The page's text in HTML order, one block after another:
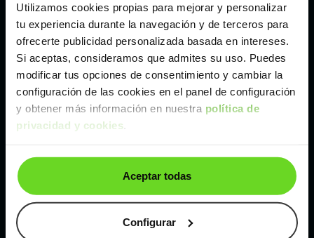
Utilizamos cookies propias para mejorar y personalizar
tu experiencia durante la navegación y de terceros para
ofrecerte publicidad personalizada basada en intereses.
Si aceptas, consideramos que admites su uso. Puedes
modificar tus opciones de consentimiento y cambiar la
configuración de las cookies en el panel de configuración
y obtener más información en nuestra política de
privacidad y cookies
Aceptar todas
Configurar
Otros coches Furgoneta de Ford de segunda
mano y ocasión
Ford Tourneo Connect Ford Transit Courier
Tipos de carrocerías Ford
Berlina Ford Compacto Ford
Coches de segunda mano y ocasión por
localización
Coches de segunda mano y ocasiónALBACETE